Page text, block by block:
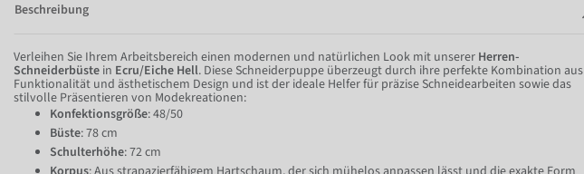
Beschreibung
Verleihen Sie Ihrem Arbeitsbereich einen modernen und natürlichen Look mit unserer Herren-
Schneiderbüste in Ecru/Eiche Hell. Diese Schneiderpuppe überzeugt durch ihre perfekte Kombination aus
Funktionalität und ästhetischem Design und ist der ideale Helfer für präzise Schneidearbeiten sowie das
stilvolle Präsentieren von Modekreationen:
Konfektionsgröße: 48/50
Büste: 78 cm
Schulterhöhe: 72 cm